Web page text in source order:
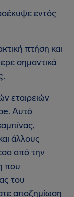
εντός
πτήση και
σημαντικά
εταιρειών
Αυτό
άλλους
από την
που
του
αποζημίωση